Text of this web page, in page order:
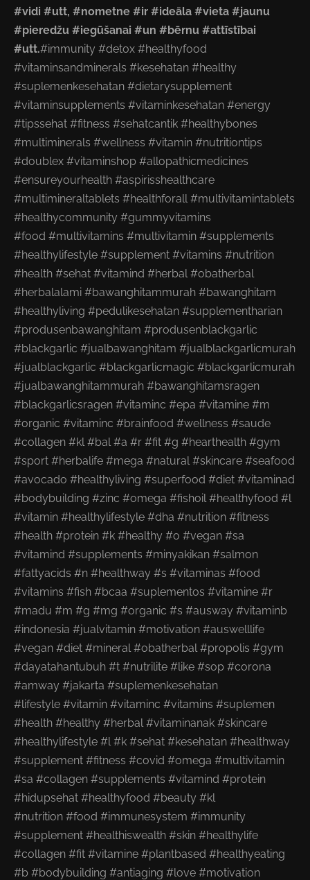
#vidi #utt, #nometne #ir #ideāla #vieta #jaunu
#pieredžu #iegūšanai #un #bērnu #attīstībai
#utt.#immunity #detox #healthyfood
#vitaminsandminerals #kesehatan #healthy
#suplemenkesehatan #dietarysupplement
#vitaminsupplements #vitaminkesehatan #energy
#tipssehat #fitness #sehatcantik #healthybones
#multiminerals #wellness #vitamin #nutritiontips
#doublex #vitaminshop #allopathicmedicines
#ensureyourhealth #aspirisshealthcare
#multimineraltablets #healthforall #multivitamintablets
#healthycommunity #gummyvitamins
#food #multivitamins #multivitamin #supplements
#healthylifestyle #supplement #vitamins #nutrition
#health #sehat #vitamind #herbal #obatherbal
#herbalalami #bawanghitammurah #bawanghitam
#healthyliving #pedulikesehatan #supplementharian
#produsenbawanghitam #produsenblackgarlic
#blackgarlic #jualbawanghitam #jualblackgarlicmurah
#jualblackgarlic #blackgarlicmagic #blackgarlicmurah
#jualbawanghitammurah #bawanghitamsragen
#blackgarlicsragen #vitaminc #epa #vitamine #m
#organic #vitaminc #brainfood #wellness #saude
#collagen #kl #bal #a #r #fit #g #hearthealth #gym
#sport #herbalife #mega #natural #skincare #seafood
#avocado #healthyliving #superfood #diet #vitaminad
#bodybuilding #zinc #omega #fishoil #healthyfood #l
#vitamin #healthylifestyle #dha #nutrition #fitness
#health #protein #k #healthy #o #vegan #sa
#vitamind #supplements #minyakikan #salmon
#fattyacids #n #healthway #s #vitaminas #food
#vitamins #fish #bcaa #suplementos #vitamine #r
#madu #m #g #mg #organic #s #ausway #vitaminb
#indonesia #jualvitamin #motivation #auswelllife
#vegan #diet #mineral #obatherbal #propolis #gym
#dayatahantubuh #t #nutrilite #like #sop #corona
#amway #jakarta #suplemenkesehatan
#lifestyle #vitamin #vitaminc #vitamins #suplemen
#health #healthy #herbal #vitaminanak #skincare
#healthylifestyle #l #k #sehat #kesehatan #healthway
#supplement #fitness #covid #omega #multivitamin
#sa #collagen #supplements #vitamind #protein
#hidupsehat #healthyfood #beauty #kl
#nutrition #food #immunesystem #immunity
#supplement #healthiswealth #skin #healthylife
#collagen #fit #vitamine #plantbased #healthyeating
#b #bodybuilding #antiaging #love #motivation